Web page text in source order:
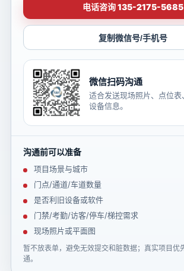
电话咨询 135-2175-5685
复制微信号/手机号
微信扫码沟通
适合发送现场照片、点位表
设备信息。
沟通前可以准备
项目场景与城市
门点/通道/车道数量
是否利旧设备或软件
门禁/考勤/访客/停车/梯控需求
现场照片或平面图
暂不放表单，避免无效提交和脏数据；真实项目优
通。